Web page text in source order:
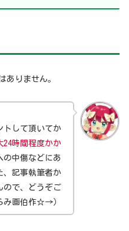
ありません。
トして頂いてか
24時間程度かか
の中傷などにあ
、記事執筆者か
ので、どうぞご
み画伯作☆→）